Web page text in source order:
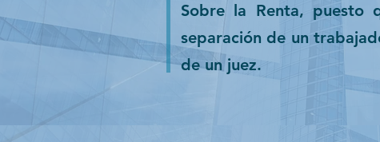
Sobre la Renta, puesto
separación de un
de un juez.